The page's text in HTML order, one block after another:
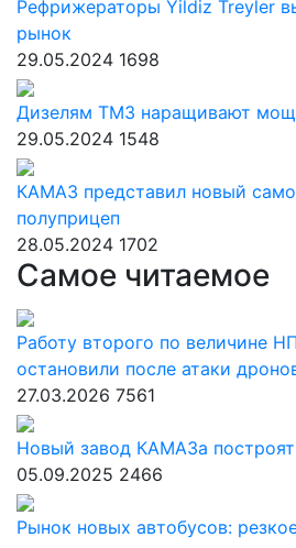
Рефрижераторы Yildiz Treyler
рынок
29.05.2024 1698
Дизелям ТМЗ наращивают
29.05.2024 1548
КАМАЗ представил новый
полуприцеп
28.05.2024 1702
Самое читаемое
Работу второго по величине
остановили после атаки
27.03.2026 7561
Новый завод КАМАЗа
05.09.2025 2466
Рынок новых автобусов: